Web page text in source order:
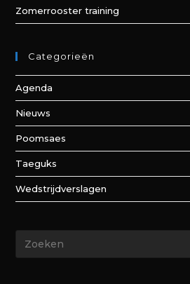
Zomerrooster training
Categorieën
Agenda
Nieuws
Poomsaes
Taeguks
Wedstrijdverslagen